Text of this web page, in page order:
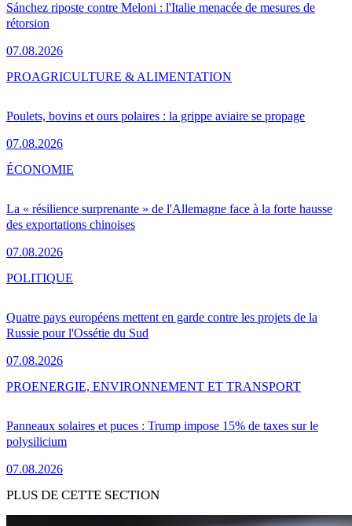
Sánchez riposte contre Meloni : l'Italie menacée de mesures de
rétorsion
07.08.2026
Poulets, bovins et ours polaires : la grippe aviaire se propage
07.08.2026
PROAGRICULTURE & ALIMENTATION
La « résilience surprenante » de l'Allemagne face à la forte hausse
des exportations chinoises
07.08.2026
ÉCONOMIE
Quatre pays européens mettent en garde contre les projets de la
Russie pour l'Ossétie du Sud
07.08.2026
POLITIQUE
Panneaux solaires et puces : Trump impose 15% de taxes sur le
polysilicium
07.08.2026
PROENERGIE, ENVIRONNEMENT ET TRANSPORT
PLUS DE CETTE SECTION